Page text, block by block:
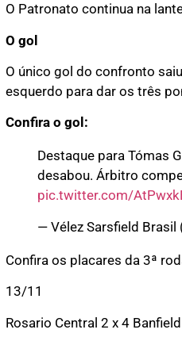
O Patronato continua na
O gol
O único gol do confronto
esquerdo para dar os três
Confira o gol:
Destaque para Tómas
desabou. Árbitro
pic.twitter.com/
— Vélez Sarsfield Brasil
Confira os placares da 3ª
13/11
Rosario Central 2 x 4 Banfield